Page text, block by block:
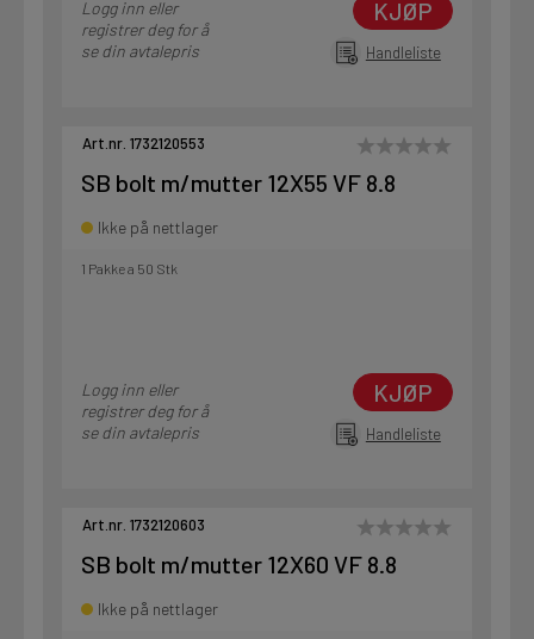
Logg inn eller
registrer deg for å
se din avtalepris
KJØP
Handleliste
Art.nr. 1732120553
SB bolt m/mutter 12X55 VF 8.8
Ikke på nettlager
1 Pakke a 50 Stk
Logg inn eller
registrer deg for å
se din avtalepris
KJØP
Handleliste
Art.nr. 1732120603
SB bolt m/mutter 12X60 VF 8.8
Ikke på nettlager